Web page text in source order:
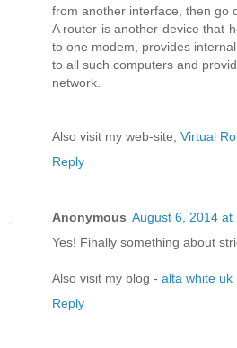
from another interface, then go
A router is another device that
to one modem, provides
to all such computers and
network.
Also visit my web-site; Virtual
Reply
Anonymous August 6, 2014 at
Yes! Finally something about
Also visit my blog - alta white uk
Reply